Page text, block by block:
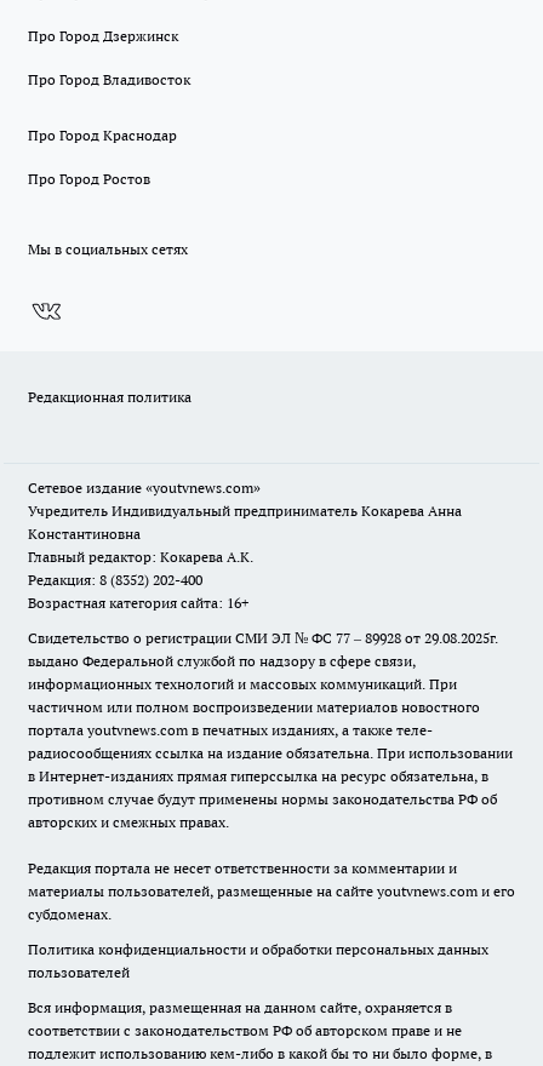
Про Город Дзержинск
Про Город Владивосток
Про Город Краснодар
Про Город Ростов
Мы в социальных сетях
Редакционная политика
Сетевое издание «youtvnews.com»
Учредитель Индивидуальный предприниматель Кокарева Анна
Константиновна
Главный редактор: Кокарева А.К.
Редакция: 8 (8352) 202-400
Возрастная категория сайта: 16+
Свидетельство о регистрации СМИ ЭЛ № ФС 77 – 89928 от 29.08.2025г.
выдано Федеральной службой по надзору в сфере связи,
информационных технологий и массовых коммуникаций. При
частичном или полном воспроизведении материалов новостного
портала youtvnews.com в печатных изданиях, а также теле-
радиосообщениях ссылка на издание обязательна. При использовании
в Интернет-изданиях прямая гиперссылка на ресурс обязательна, в
противном случае будут применены нормы законодательства РФ об
авторских и смежных правах.
Редакция портала не несет ответственности за комментарии и
материалы пользователей, размещенные на сайте youtvnews.com и его
субдоменах.
Политика конфиденциальности и обработки персональных данных
пользователей
Вся информация, размещенная на данном сайте, охраняется в
соответствии с законодательством РФ об авторском праве и не
подлежит использованию кем-либо в какой бы то ни было форме, в